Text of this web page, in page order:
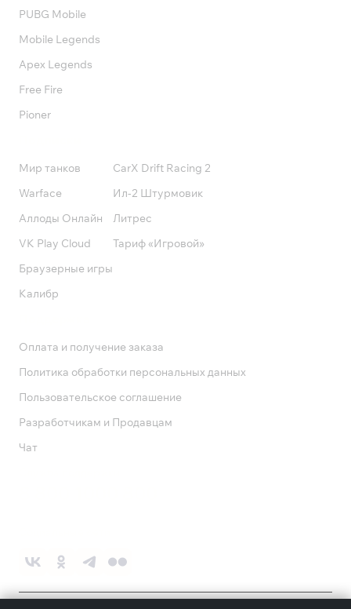
PUBG Mobile
Mobile Legends
Apex Legends
Free Fire
Pioner
Мир танков
Warface
Аллоды Онлайн
VK Play Cloud
Браузерные игры
Калибр
CarX Drift Racing 2
Ил-2 Штурмовик
Литрес
Тариф «Игровой»
Оплата и получение заказа
Политика обработки персональных данных
Пользовательское соглашение
Разработчикам и Продавцам
Чат